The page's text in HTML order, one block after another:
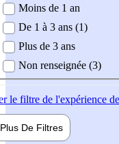
demandée
Moins de 1 an
De 1 à 3 ans (1)
Plus de 3 ans
Non renseignée (3)
le filtre de l'expérience
Plus De Filtres